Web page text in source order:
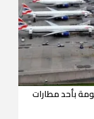
بأحد مطارات